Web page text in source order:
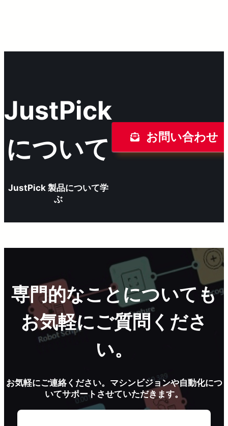
JustPick
について
JustPick 製品について学
ぶ
お問い合わせ
専門的なことについても
お気軽にご質問くださ
い。
お気軽にご連絡ください。マシンビジョンや自動化につ
いてサポートさせていただきます。